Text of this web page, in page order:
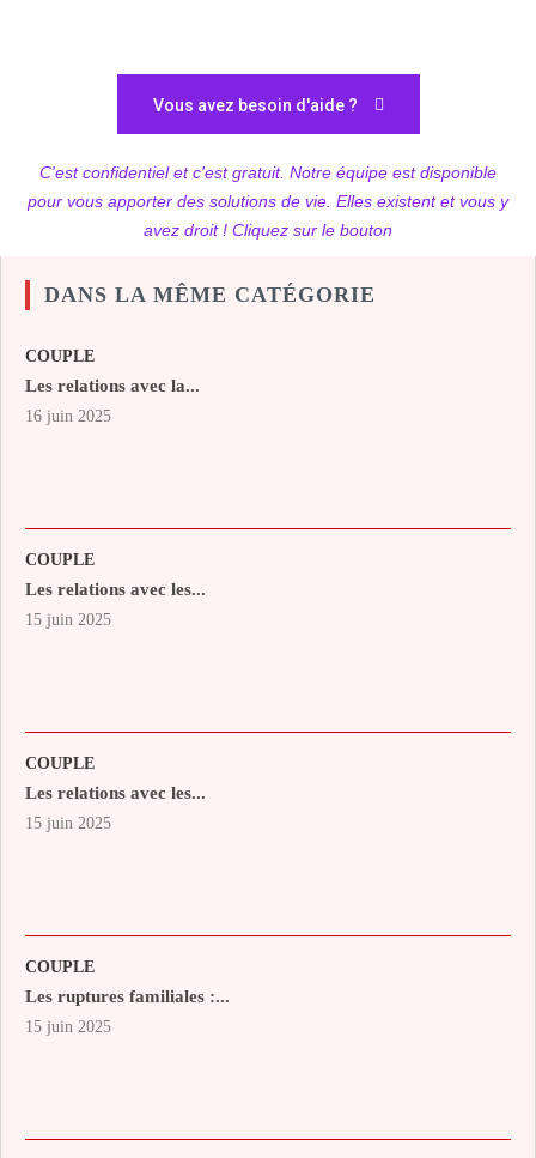
Vous avez besoin d'aide ?
C'est confidentiel et c'est gratuit. Notre équipe est disponible
pour vous apporter des solutions de vie. Elles existent et vous y
avez droit ! Cliquez sur le bouton
DANS LA MÊME CATÉGORIE
COUPLE
Les relations avec la...
16 juin 2025
COUPLE
Les relations avec les...
15 juin 2025
COUPLE
Les relations avec les...
15 juin 2025
COUPLE
Les ruptures familiales :...
15 juin 2025